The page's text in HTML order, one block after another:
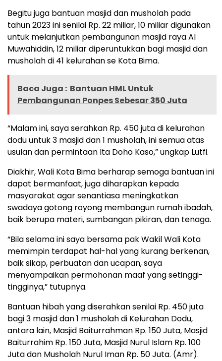
Begitu juga bantuan masjid dan musholah pada
tahun 2023 ini senilai Rp. 22 miliar, 10 miliar digunakan
untuk melanjutkan pembangunan masjid raya Al
Muwahiddin, 12 miliar diperuntukkan bagi masjid dan
musholah di 41 kelurahan se Kota Bima.
Baca Juga : Bantuan HML Untuk
Pembangunan Ponpes Sebesar 350 Juta
“Malam ini, saya serahkan Rp. 450 juta di kelurahan
dodu untuk 3 masjid dan 1 musholah, ini semua atas
usulan dan permintaan Ita Doho Kaso,” ungkap Lutfi.
Diakhir, Wali Kota Bima berharap semoga bantuan ini
dapat bermanfaat, juga diharapkan kepada
masyarakat agar senantiasa meningkatkan
swadaya gotong royong membangun rumah ibadah,
baik berupa materi, sumbangan pikiran, dan tenaga.
“Bila selama ini saya bersama pak Wakil Wali Kota
memimpin terdapat hal-hal yang kurang berkenan,
baik sikap, perbuatan dan ucapan, saya
menyampaikan permohonan maaf yang setinggi-
tingginya,” tutupnya.
Bantuan hibah yang diserahkan senilai Rp. 450 juta
bagi 3 masjid dan 1 musholah di Kelurahan Dodu,
antara lain, Masjid Baiturrahman Rp. 150 Juta, Masjid
Baiturrahim Rp. 150 Juta, Masjid Nurul Islam Rp. 100
Juta dan Musholah Nurul Iman Rp. 50 Juta. (Amr).